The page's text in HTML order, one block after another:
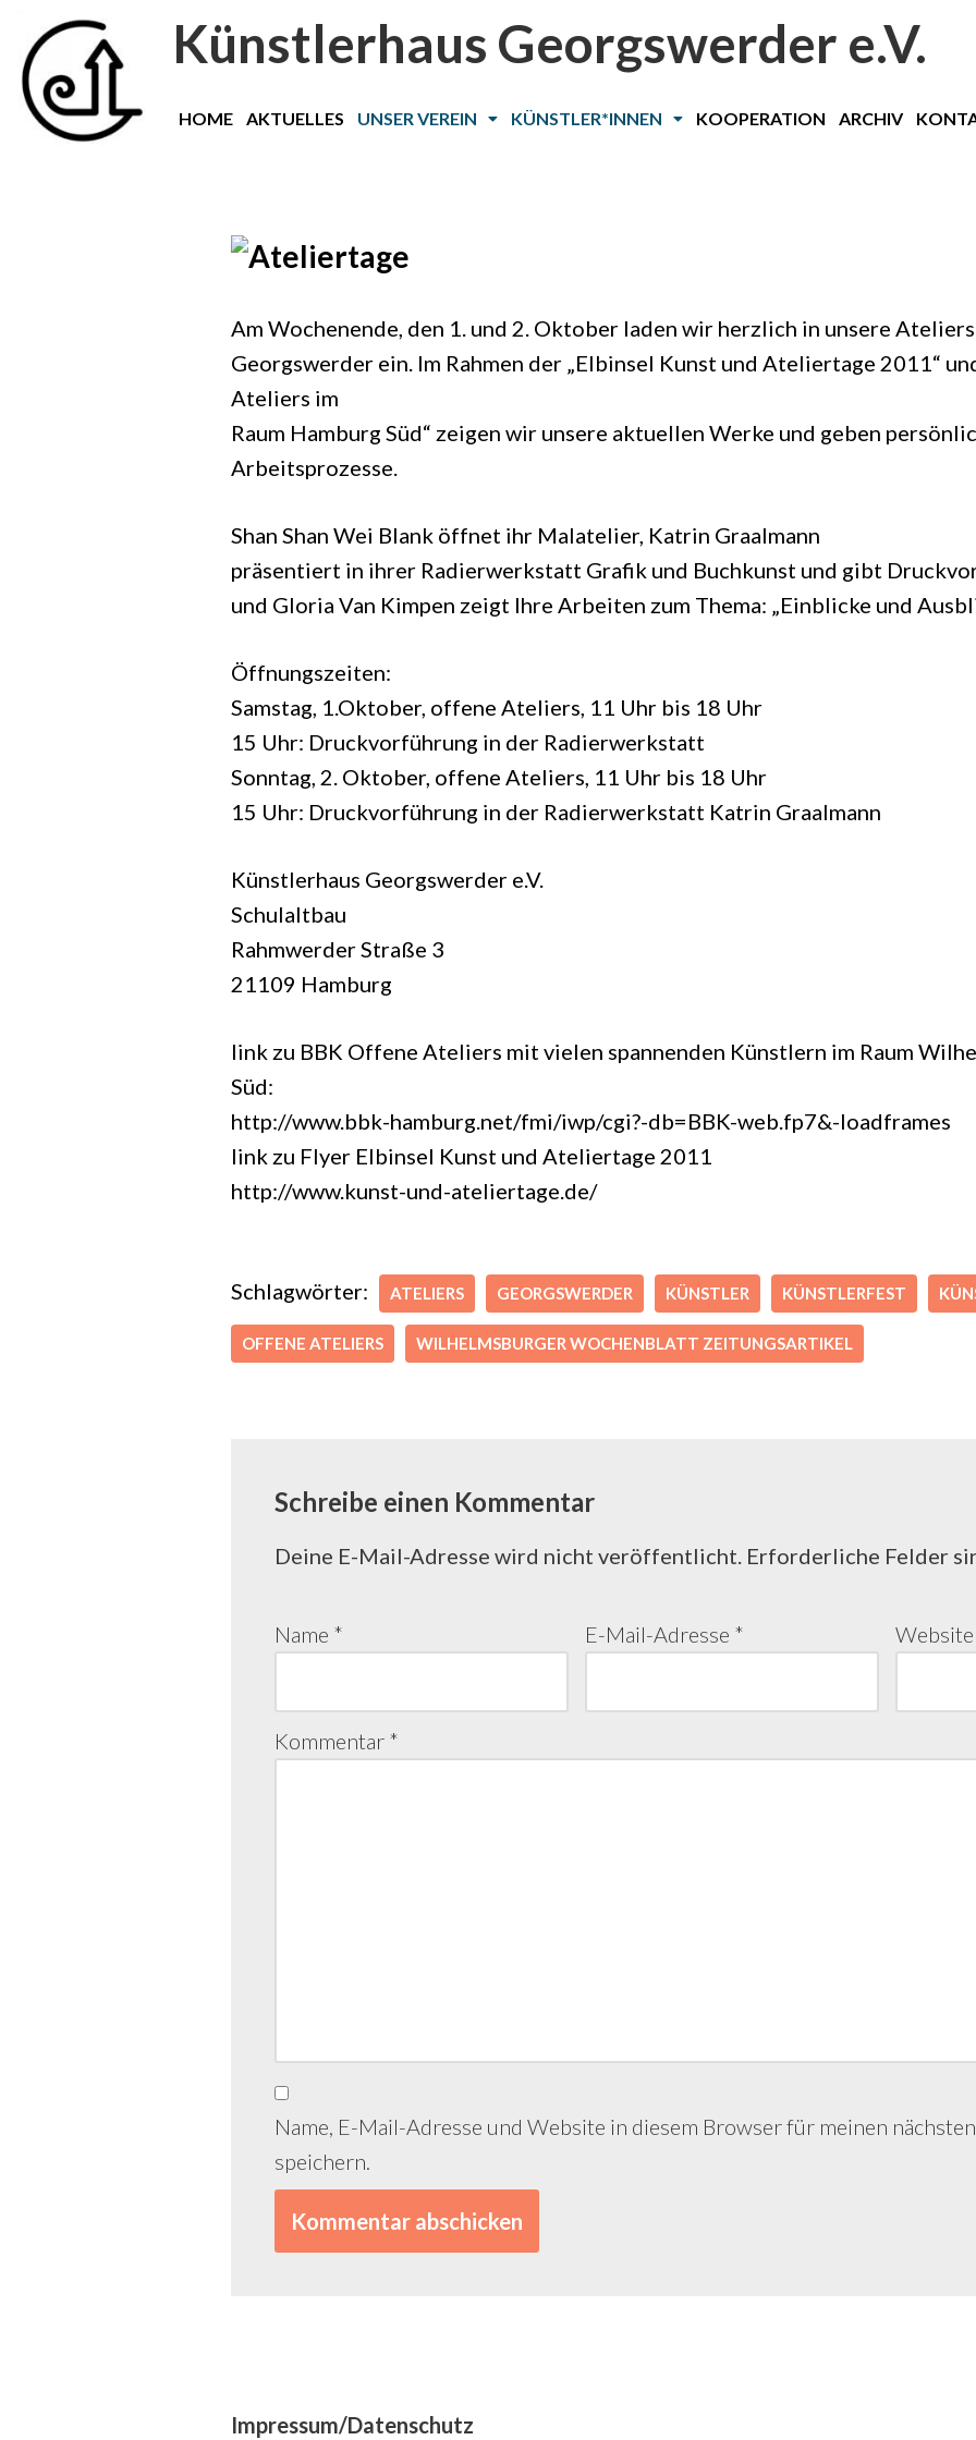
Zum
Inhalt
springen
Künstlerhaus Georgswerder e.V.
HOME AKTUELLES UNSER VEREIN KÜNSTLER*INNEN KOOPERATION ARCHIV
Am Wochenende, den 1. und 2. Oktober laden wir herzlich in unsere
Georgswerder ein. Im Rahmen der „Elbinsel Kunst und Ateliertage 2011“
Ateliers im
Raum Hamburg Süd“ zeigen wir unsere aktuellen Werke und geben
Arbeitsprozesse.
Shan Shan Wei Blank öffnet ihr Malatelier, Katrin Graalmann
präsentiert in ihrer Radierwerkstatt Grafik und Buchkunst und gibt
und Gloria Van Kimpen zeigt Ihre Arbeiten zum Thema: „Einblicke und
Öffnungszeiten:
Samstag, 1.Oktober, offene Ateliers, 11 Uhr bis 18 Uhr
15 Uhr: Druckvorführung in der Radierwerkstatt
Sonntag, 2. Oktober, offene Ateliers, 11 Uhr bis 18 Uhr
15 Uhr: Druckvorführung in der Radierwerkstatt Katrin Graalmann
Künstlerhaus Georgswerder e.V.
Schulaltbau
Rahmwerder Straße 3
21109 Hamburg
link zu BBK Offene Ateliers mit vielen spannenden Künstlern im Raum
Süd:
http://www.bbk-hamburg.net/fmi/iwp/cgi?-db=BBK-web.fp7&-loadframes
link zu Flyer Elbinsel Kunst und Ateliertage 2011
http://www.kunst-und-ateliertage.de/
Schlagwörter: ATELIERS GEORGSWERDER KÜNSTLER KÜNSTLERFEST
OFFENE ATELIERS WILHELMSBURGER WOCHENBLATT ZEITUNGSARTIKEL
Schreibe einen Kommentar
Deine E-Mail-Adresse wird nicht veröffentlicht. Erforderliche Felder
Name * E-Mail-Adresse * Website
Kommentar *
Name, E-Mail-Adresse und Website in diesem Browser für meinen
speichern.
Impressum/Datenschutz